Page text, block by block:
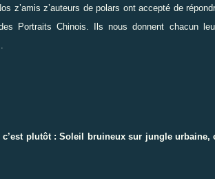
z’amis z’auteurs de polars ont accepté de
Portraits Chinois. Ils nous donnent chacun
c’est plutôt : Soleil bruineux sur jungle